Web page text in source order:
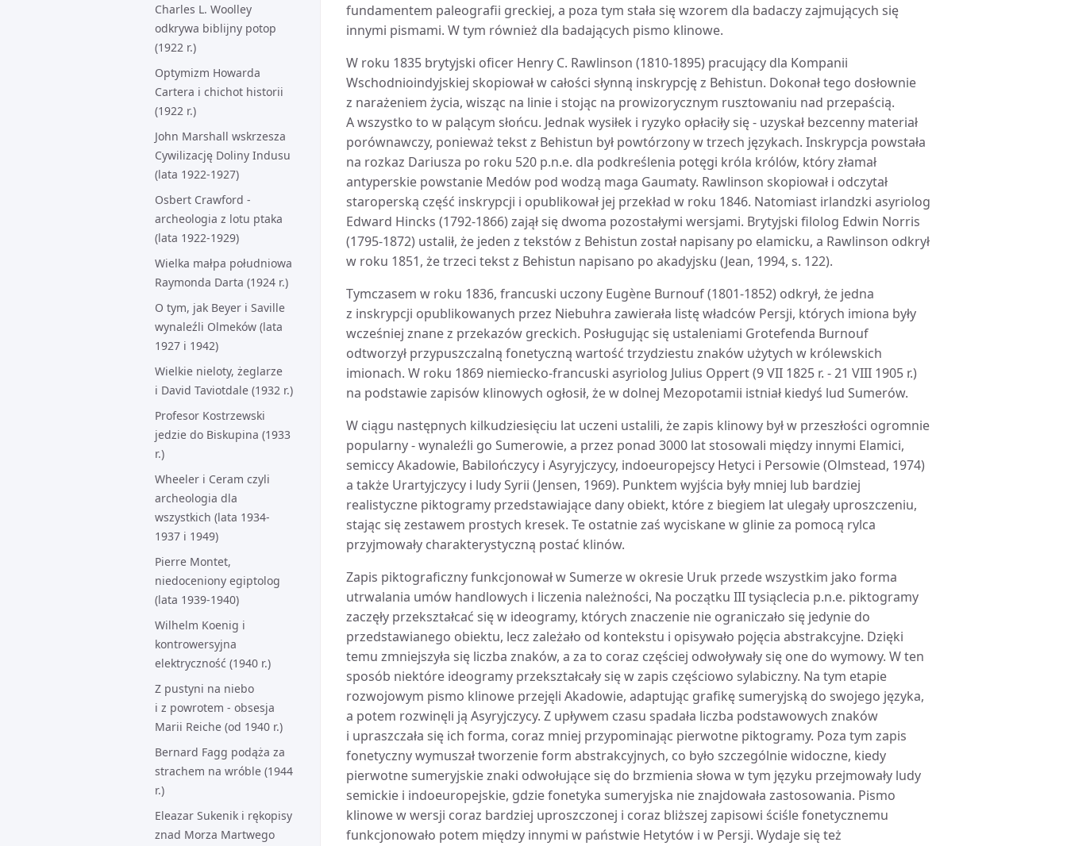
Charles L. Woolley
odkrywa biblijny potop
(1922 r.)
Optymizm Howarda
Cartera i chichot historii
(1922 r.)
John Marshall wskrzesza
Cywilizację Doliny Indusu
(lata 1922-1927)
Osbert Crawford -
archeologia z lotu ptaka
(lata 1922-1929)
Wielka małpa południowa
Raymonda Darta (1924 r.)
O tym, jak Beyer i Saville
wynaleźli Olmeków (lata
1927 i 1942)
Wielkie nieloty, żeglarze
i David Taviotdale (1932 r.)
Profesor Kostrzewski
jedzie do Biskupina (1933
r.)
Wheeler i Ceram czyli
archeologia dla
wszystkich (lata 1934-
1937 i 1949)
Pierre Montet,
niedoceniony egiptolog
(lata 1939-1940)
Wilhelm Koenig i
kontrowersyjna
elektryczność (1940 r.)
Z pustyni na niebo
i z powrotem - obsesja
Marii Reiche (od 1940 r.)
Bernard Fagg podąża za
strachem na wróble (1944
r.)
Eleazar Sukenik i rękopisy
znad Morza Martwego
fundamentem paleografii greckiej, a poza tym stała się wzorem dla badaczy zajmujących się
innymi pismami. W tym również dla badających pismo klinowe.
W roku 1835 brytyjski oficer Henry C. Rawlinson (1810-1895) pracujący dla Kompanii
Wschodnioindyjskiej skopiował w całości słynną inskrypcję z Behistun. Dokonał tego dosłownie
z narażeniem życia, wisząc na linie i stojąc na prowizorycznym rusztowaniu nad przepaścią.
A wszystko to w palącym słońcu. Jednak wysiłek i ryzyko opłaciły się - uzyskał bezcenny materiał
porównawczy, ponieważ tekst z Behistun był powtórzony w trzech językach. Inskrypcja powstała
na rozkaz Dariusza po roku 520 p.n.e. dla podkreślenia potęgi króla królów, który złamał
antyperskie powstanie Medów pod wodzą maga Gaumaty. Rawlinson skopiował i odczytał
staroperską część inskrypcji i opublikował jej przekład w roku 1846. Natomiast irlandzki asyriolog
Edward Hincks (1792-1866) zajął się dwoma pozostałymi wersjami. Brytyjski filolog Edwin Norris
(1795-1872) ustalił, że jeden z tekstów z Behistun został napisany po elamicku, a Rawlinson odkrył
w roku 1851, że trzeci tekst z Behistun napisano po akadyjsku (Jean, 1994, s. 122).
Tymczasem w roku 1836, francuski uczony Eugène Burnouf (1801-1852) odkrył, że jedna
z inskrypcji opublikowanych przez Niebuhra zawierała listę władców Persji, których imiona były
wcześniej znane z przekazów greckich. Posługując się ustaleniami Grotefenda Burnouf
odtworzył przypuszczalną fonetyczną wartość trzydziestu znaków użytych w królewskich
imionach. W roku 1869 niemiecko-francuski asyriolog Julius Oppert (9 VII 1825 r. - 21 VIII 1905 r.)
na podstawie zapisów klinowych ogłosił, że w dolnej Mezopotamii istniał kiedyś lud Sumerów.
W ciągu następnych kilkudziesięciu lat uczeni ustalili, że zapis klinowy był w przeszłości ogromnie
popularny - wynaleźli go Sumerowie, a przez ponad 3000 lat stosowali między innymi Elamici,
semiccy Akadowie, Babilończycy i Asyryjczycy, indoeuropejscy Hetyci i Persowie (Olmstead, 1974)
a także Urartyjczycy i ludy Syrii (Jensen, 1969). Punktem wyjścia były mniej lub bardziej
realistyczne piktogramy przedstawiające dany obiekt, które z biegiem lat ulegały uproszczeniu,
stając się zestawem prostych kresek. Te ostatnie zaś wyciskane w glinie za pomocą rylca
przyjmowały charakterystyczną postać klinów.
Zapis piktograficzny funkcjonował w Sumerze w okresie Uruk przede wszystkim jako forma
utrwalania umów handlowych i liczenia należności, Na początku III tysiąclecia p.n.e. piktogramy
zaczęły przekształcać się w ideogramy, których znaczenie nie ograniczało się jedynie do
przedstawianego obiektu, lecz zależało od kontekstu i opisywało pojęcia abstrakcyjne. Dzięki
temu zmniejszyła się liczba znaków, a za to coraz częściej odwoływały się one do wymowy. W ten
sposób niektóre ideogramy przekształcały się w zapis częściowo sylabiczny. Na tym etapie
rozwojowym pismo klinowe przejęli Akadowie, adaptując grafikę sumeryjską do swojego języka,
a potem rozwinęli ją Asyryjczycy. Z upływem czasu spadała liczba podstawowych znaków
i upraszczała się ich forma, coraz mniej przypominając pierwotne piktogramy. Poza tym zapis
fonetyczny wymuszał tworzenie form abstrakcyjnych, co było szczególnie widoczne, kiedy
pierwotne sumeryjskie znaki odwołujące się do brzmienia słowa w tym języku przejmowały ludy
semickie i indoeuropejskie, gdzie fonetyka sumeryjska nie znajdowała zastosowania. Pismo
klinowe w wersji coraz bardziej uproszczonej i coraz bliższej zapisowi ściśle fonetycznemu
funkcjonowało potem między innymi w państwie Hetytów i w Persji. Wydaje się też